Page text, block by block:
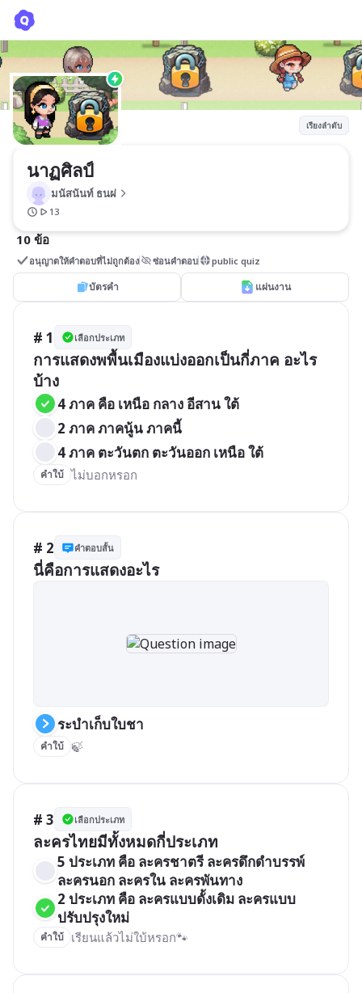
เรียงลำดับ
นาฏศิลป์
มนัสนันท์ ธนผ่
13
10 ข้อ
อนุญาตให้คำตอบที่ไม่ถูกต้อง ซ่อนคำตอบ public quiz
บัตรคำ แผ่นงาน
# 1 เลือกประเภท
การแสดงพพื้นเมืองแบ่งออกเป็นกี่ภาค อะไร
บ้าง
4 ภาค คือ เหนือ กลาง อีสาน ใต้
2 ภาค ภาคนู้น ภาคนี้
4 ภาค ตะวันตก ตะวันออก เหนือ ใต้
คำใบ้ ไม่บอกหรอก
# 2 คำตอบสั้น
นี่คือการแสดงอะไร
ระบำเก็บใบชา
คำใบ้ 🍃
# 3 เลือกประเภท
ละครไทยมีทั้งหมดกี่ประเภท
5 ประเภท คือ ละครชาตรี ละครดึกดำบรรพ์
ละครนอก ละครใน ละครพันทาง
2 ประเภท คือ ละครแบบดั้งเดิม ละครแบบ
ปรับปรุงใหม่
คำใบ้ เรียนแล้วไม่ใบ้หรอก🐾